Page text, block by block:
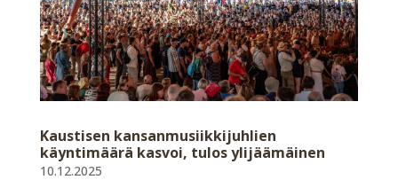
Kaustisen kansanmusiikkijuhlien
käyntimäärä kasvoi, tulos ylijäämäinen
10.12.2025